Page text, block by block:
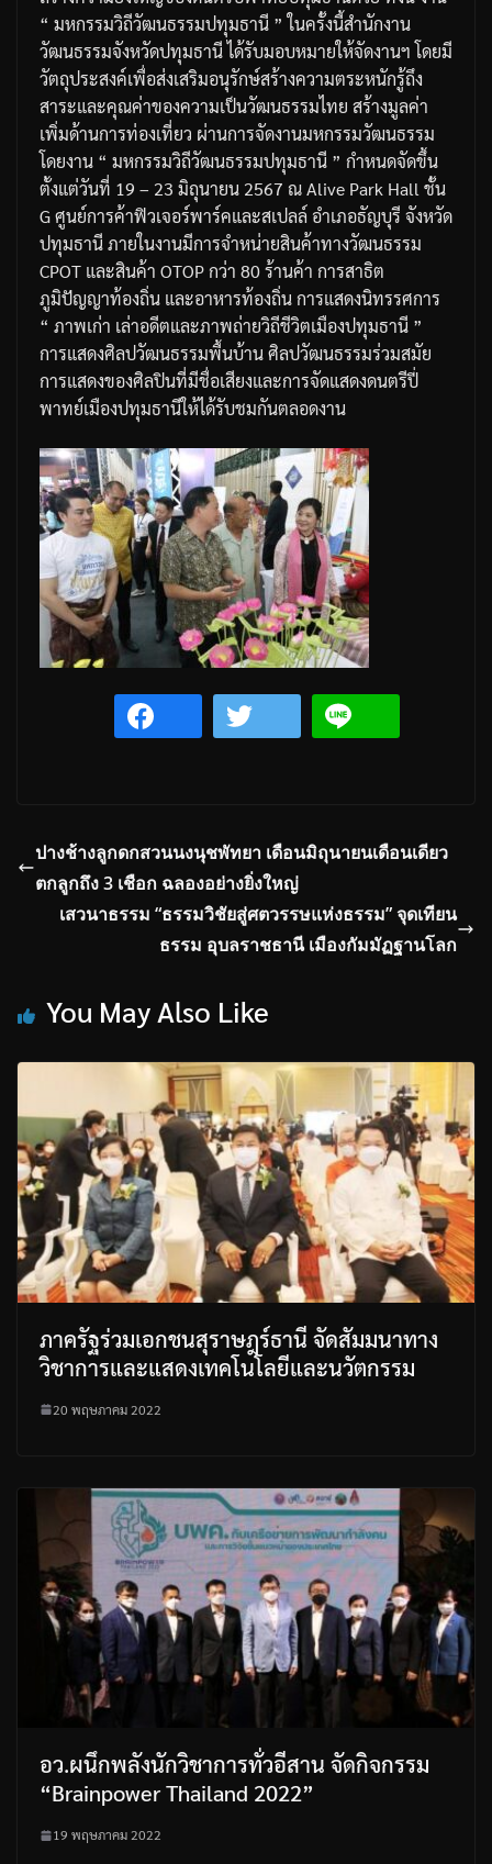
“ มหกรรมวิถีวัฒนธรรมปทุมธานี ”ในครั้งนี้สำนักงาน
วัฒนธรรมจังหวัดปทุมธานีได้รับมอบหมายให้จัดงานฯ โดยมี
วัตถุประสงค์เพื่อส่งเสริมอนุรักษ์สร้างความตระหนักรู้ถึง
สาระและคุณค่าของความเป็นวัฒนธรรมไทย สร้างมูลค่า
เพิ่มด้านการท่องเที่ยว ผ่านการจัดงานมหกรรมวัฒนธรรม
โดยงาน “ มหกรรมวิถีวัฒนธรรมปทุมธานี ” กำหนดจัดขึ้น
ตั้งแต่วันที่ 19 – 23 มิถุนายน 2567 ณAlive Park Hall ชั้น
Gศูนย์การค้าฟิวเจอร์พาร์คและสเปลล์ อำเภอธัญบุรี จังหวัด
ปทุมธานีภายในงานมีการจำหน่ายสินค้าทางวัฒนธรรม
CPOT และสินค้า OTOPกว่า 80ร้านค้า การสาธิต
ภูมิปัญญาท้องถิ่น และอาหารท้องถิ่นการแสดงนิทรรศการ
“ ภาพเก่า เล่าอดีตและภาพถ่ายวิถีชีวิตเมืองปทุมธานี ”
การแสดงศิลปวัฒนธรรมพื้นบ้านศิลปวัฒนธรรมร่วมสมัย
การแสดงของศิลปินที่มีชื่อเสียงและการจัดแสดงดนตรีปี่
พาทย์เมืองปทุมธานีให้ได้รับชมกันตลอดงาน
ปางช้างลูกดกสวนนงนุชพัทยา เดือนมิถุนายนเดือนเดียว
ตกลูกถึง 3 เชือก ฉลองอย่างยิ่งใหญ่
เสวนาธรรม “ธรรมวิชัยสู่ศตวรรษแห่งธรรม” จุดเทียน
ธรรม อุบลราชธานี เมืองกัมมัฏฐานโลก
You May Also Like
ภาครัฐร่วมเอกชนสุราษฎร์ธานี จัดสัมมนาทาง
วิชาการและแสดงเทคโนโลยีและนวัตกรรม
20 พฤษภาคม 2022
อว.ผนึกพลังนักวิชาการทั่วอีสาน จัดกิจกรรม
“Brainpower Thailand 2022”
19 พฤษภาคม 2022